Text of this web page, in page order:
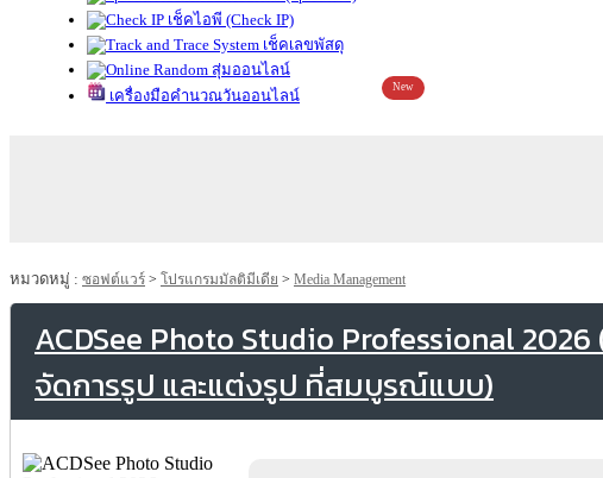
เช็คไอพี (Check IP)
เช็คเลขพัสดุ
สุ่มออนไลน์
เครื่องมือคำนวณวันออนไลน์
New
หมวดหมู่ : ซอฟต์แวร์ > โปรแกรมมัลติมีเดีย > Media Management
ACDSee Photo Studio Professional
จัดการรูป และแต่งรูป ที่สมบูรณ์แบบ)